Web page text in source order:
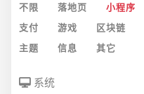
不限 落地页 小程序
支付 游戏 区块链
主题 信息 其它
系统